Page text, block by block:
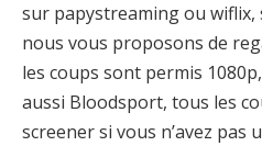
sur papystreaming ou
nous vous proposons de
les coups sont permis
aussi Bloodsport, tous les
screener si vous n’avez pas